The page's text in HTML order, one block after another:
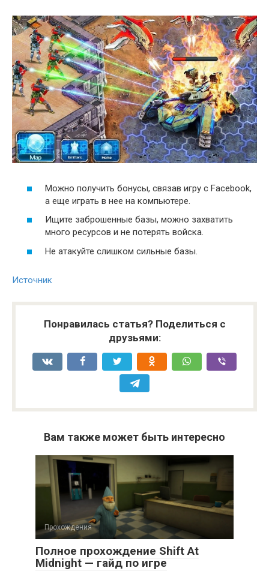
Можно получить бонусы, связав игру с Facebook,
а еще играть в нее на компьютере.
Ищите заброшенные базы, можно захватить
много ресурсов и не потерять войска.
Не атакуйте слишком сильные базы.
Источник
Понравилась статья? Поделиться с
друзьями:
Вам также может быть интересно
Прохождения
Полное прохождение Shift At
Midnight — гайд по игре